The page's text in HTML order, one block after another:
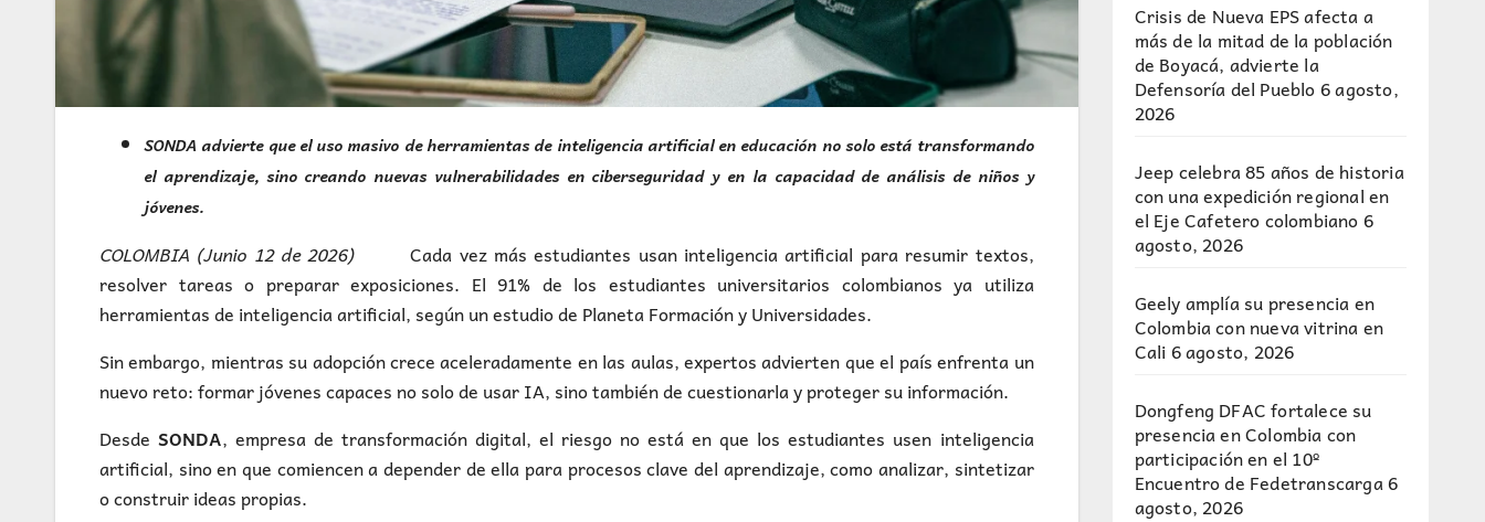
SONDA advierte que el uso masivo de herramientas de inteligencia artificial en educación no solo está transformando
el aprendizaje, sino creando nuevas vulnerabilidades en ciberseguridad y en la capacidad de análisis de niños y
jóvenes.
COLOMBIA (Junio 12 de 2026)Cada vez más estudiantes usan inteligencia artificial para resumir textos,
resolver tareas o preparar exposiciones. El 91% de los estudiantes universitarios colombianos ya utiliza
herramientas de inteligencia artificial, según un estudio de Planeta Formación y Universidades.
Sin embargo, mientras su adopción crece aceleradamente en las aulas, expertos advierten que el país enfrenta un
nuevo reto: formar jóvenes capaces no solo de usar IA, sino también de cuestionarla y proteger su información.
Desde SONDA, empresa de transformación digital, el riesgo no está en que los estudiantes usen inteligencia
artificial, sino en que comiencen a depender de ella para procesos clave del aprendizaje, como analizar, sintetizar
o construir ideas propias.
Crisis de Nueva EPS afecta a
más de la mitad de la población
de Boyacá, advierte la
Defensoría del Pueblo6 agosto,
2026
Jeep celebra 85 años de historia
con una expedición regional en
el Eje Cafetero colombiano6
agosto, 2026
Geely amplía su presencia en
Colombia con nueva vitrina en
Cali 6 agosto, 2026
Dongfeng DFAC fortalece su
presencia en Colombia con
participación en el 10º
Encuentro de Fedetranscarga6
agosto, 2026